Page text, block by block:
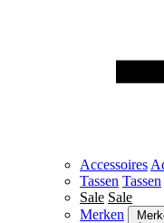
Accessoires
Tassen Tassen
Sale Sale
Merken